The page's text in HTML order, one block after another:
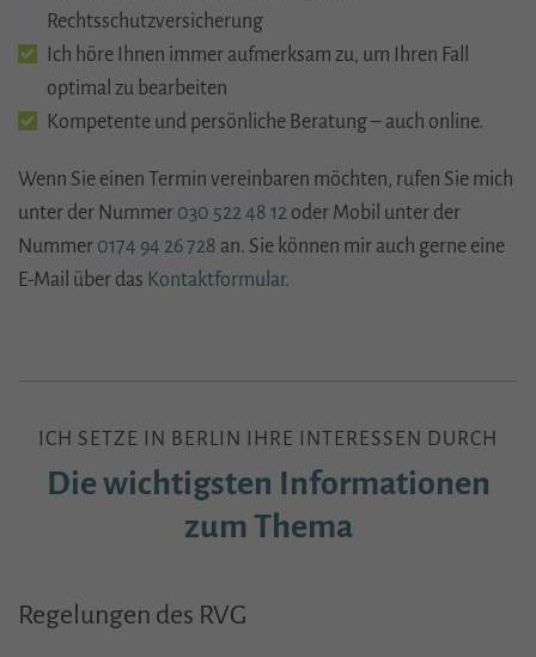
Rechtsschutzversicherung
Ich höre Ihnen immer aufmerksam zu, um Ihren Fall
optimal zu bearbeiten
Kompetente und persönliche Beratung – auch online.
Wenn Sie einen Termin vereinbaren möchten, rufen Sie mich
unter der Nummer 030 522 48 12 oder Mobil unter der
Nummer 0174 94 26 728 an. Sie können mir auch gerne eine
E-Mail über das Kontaktformular.
ICH SETZE IN BERLIN IHRE INTERESSEN DURCH
Die wichtigsten Informationen
zum Thema
Regelungen des RVG